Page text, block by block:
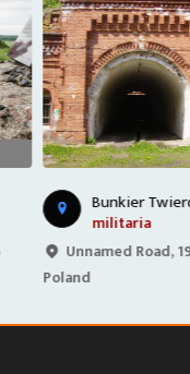
militaria
Unnamed Road,
Poland